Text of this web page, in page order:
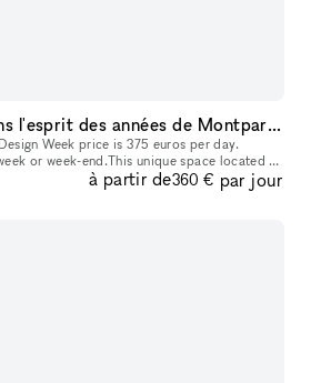
Beautiful studio dans l'esprit des années de Montparnasse
Week price is 375 euros per day.
or week-end.This unique space located in
art exhibitions, providing a versa
à partir de360 € par jour